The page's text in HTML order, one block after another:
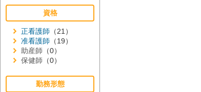
資格
正看護師 （21）
准看護師 （19）
助産師 （0）
保健師 （0）
勤務形態